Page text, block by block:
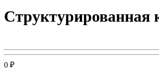
Структурированная
0 ₽